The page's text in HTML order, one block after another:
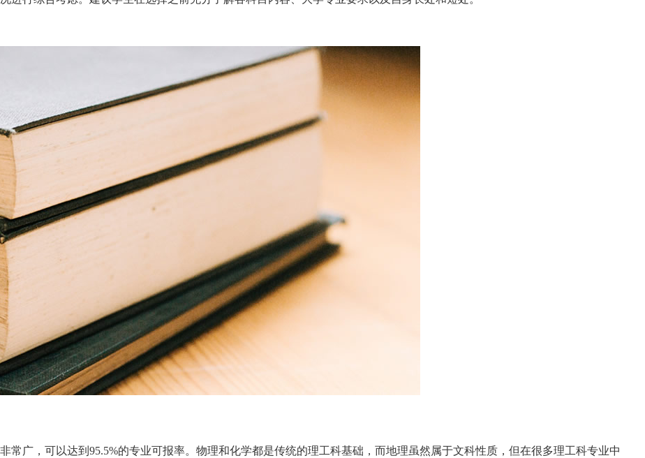
广，可以达到95.5%的专业可报率。物理和化学都是传统的理工科基础，而地理虽然属于文科性质，但在很多理工科专业中